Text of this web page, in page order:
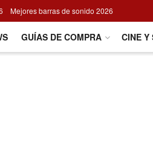
Mejores barras de sonido 2026
GUÍAS DE COMPRA CINE Y